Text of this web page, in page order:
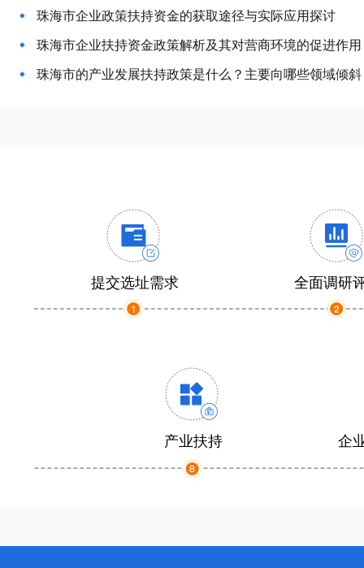
珠海市企业政策扶持资金的获取途径与实际应用探讨
珠海市企业扶持资金政策解析及其对营商环境的促进作用
珠海市的产业发展扶持政策是什么？主要向哪些领域倾
提交选址需求 全面调研
产业扶持 企